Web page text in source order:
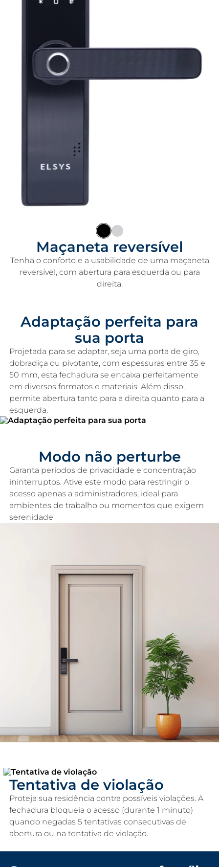
Maçaneta reversível
Tenha o conforto e a usabilidade de uma maçaneta
reversível, com abertura para esquerda ou para
direita.
Adaptação perfeita para
sua porta
Projetada para se adaptar, seja uma porta de giro,
dobradiça ou pivotante, com espessuras entre 35 e
50 mm, esta fechadura se encaixa perfeitamente
em diversos formatos e materiais. Além disso,
permite abertura tanto para a direita quanto para a
esquerda.
Modo não perturbe
Garanta períodos de privacidade e concentração
ininterruptos. Ative este modo para restringir o
acesso apenas a administradores, ideal para
ambientes de trabalho ou momentos que exigem
serenidade
Tentativa de violação
Proteja sua residência contra possíveis violações. A
fechadura bloqueia o acesso (durante 1 minuto)
quando negadas 5 tentativas consecutivas de
abertura ou na tentativa de violação.